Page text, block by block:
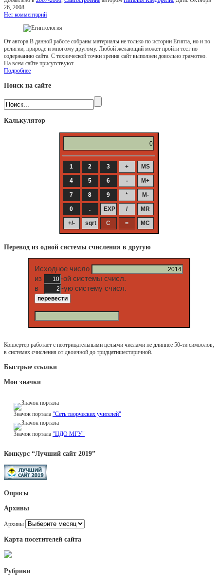
26, 2008
Нет комментарий
От автора В данной работе собраны материалы не только по истории Египта, но и по
религии, природе и многому другому. Любой желающий может пройти тест по
содержанию сайта. С технической точки зрения сайт выполнен довольно грамотно.
На всем сайте присутствуют...
Подробнее
Поиск на сайте
Калькулятор
Перевод из одной системы счисления в другую
Исходное число
из
-ой системы счисл.
в
-ую систему счисл.
Конвертер работает с неотрицательными целыми числами не длиннее 50-ти символов,
в системах счисления от двоичной до тридцатишестиричной.
Быстрые ссылки
Мои значки
Значок портала "Сеть творческих учителей"
Значок портала "ЦДО МГУ"
Конкурс “Лучший сайт 2019”
Опросы
Архивы
Архивы
Карта посетителей сайта
Рубрики